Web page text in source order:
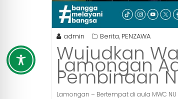
admin Berita, PENZAWA
Wujudkan
Lamongan
Pembinaan
Lamongan – Bertempat di aula MWC